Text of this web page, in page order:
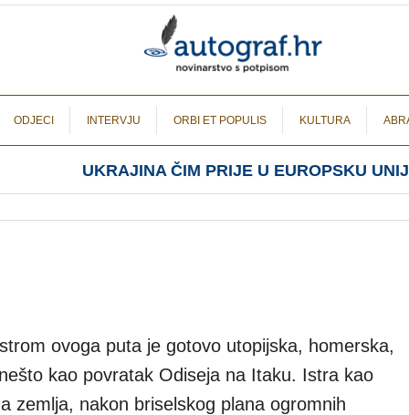
ODJECI INTERVJU ORBI ET POPULIS KULTURA
UKRAJINA ČIM PRIJE U EUROPSKU
ovoga puta je gotovo utopijska, homerska,
kao povratak Odiseja na Itaku. Istra kao
zemlja, nakon briselskog plana ogromnih